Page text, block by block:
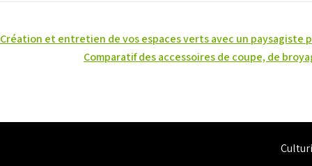
Navigation
Création et entretien de vos espaces verts avec un paysagiste
Comparatif des accessoires de coupe, de